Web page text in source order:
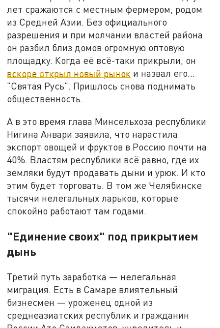
лет сражаются с местным фермером, родом
из Средней Азии. Без официального
разрешения и при молчании властей района
он разбил близ домов огромную оптовую
площадку. Когда её всё-таки прикрыли, он
вскоре открыл новый рынок и назвал его…
"Святая Русь". Пришлось снова поднимать
общественность.
А в это время глава Минсельхоза республики
Нигина Анвари заявила, что нарастила
экспорт овощей и фруктов в Россию почти на
40%. Властям республики всё равно, где их
земляки будут продавать дыни и урюк. И кто
этим будет торговать. В том же Челябинске
тысячи нелегальных ларьков, которые
спокойно работают там годами.
"Единение своих" под прикрытием
дынь
Третий путь заработка — нелегальная
миграция. Есть в Самаре влиятельный
бизнесмен — уроженец одной из
среднеазиатских республик и гражданин